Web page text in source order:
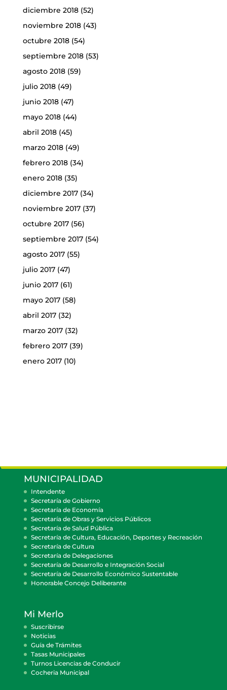
diciembre 2018(52)
noviembre 2018(43)
octubre 2018(54)
septiembre 2018(53)
agosto 2018(59)
julio 2018(49)
junio 2018(47)
mayo 2018(44)
abril 2018(45)
marzo 2018(49)
febrero 2018(34)
enero 2018(35)
diciembre 2017(34)
noviembre 2017(37)
octubre 2017(56)
septiembre 2017(54)
agosto 2017(55)
julio 2017(47)
junio 2017(61)
mayo 2017(58)
abril 2017(32)
marzo 2017(32)
febrero 2017(39)
enero 2017(10)
MUNICIPALIDAD
Intendente
Secretaría de Gobierno
Secretaría de Economía
Secretaría de Obras y Servicios Públicos
Secretaría de Salud Pública
Secretaría de Cultura, Educación, Deportes y Recreación
Secretaría de Cultura
Secretaría de Delegaciones
Secretaría de Desarrollo e Integración Social
Secretaría de Desarrollo Económico Sustentable
Honorable Concejo Deliberante
Mi Merlo
Suscribirse
Noticias
Guía de Trámites
Tasas Municipales
Turnos Licencias de Conducir
Cocheria Municipal